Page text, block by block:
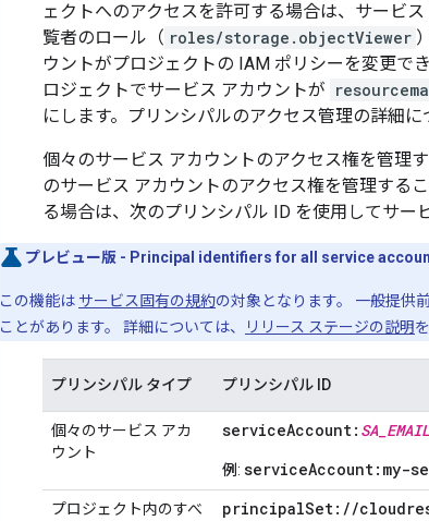
ェクトへのアクセスを許可する場合は、サービ
覧者のロール（ roles/storage.objectViewer
ウントがプロジェクトの IAM ポリシーを変更で
ロジェクトでサービス アカウントが
にします。プリンシパルのアクセス管理の詳細に
個々のサービス アカウントのアクセス権を管理
のサービス アカウントのアクセス権を管理する
る場合は、次のプリンシパル ID を使用してサー
プレビュー版 - Principal identifiers for all service
この機能は サービス固有の規約の対象となります。 一般提供
ことがあります。 詳細については、
リリース ステージの説明
プリンシパル タイプ プリンシパル ID
個々のサービス アカ
ウント
serviceAccount:
例: serviceAccount:my-
プロジェクト内のすべ principalSet://